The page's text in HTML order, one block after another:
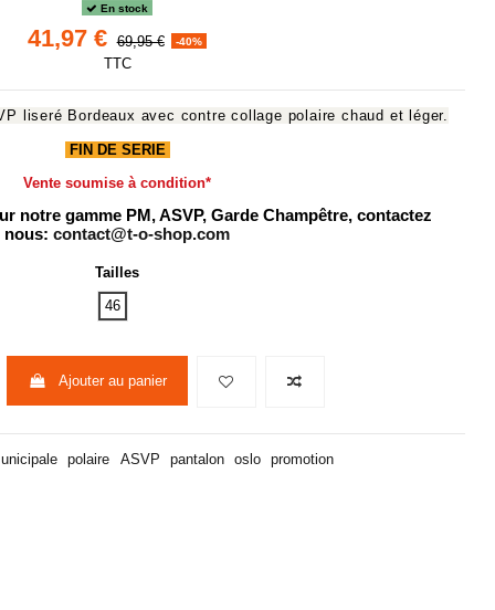
En stock
41,97 € 69,95 € -40%
TTC
liseré Bordeaux avec contre collage polaire chaud et léger.
FIN DE SERIE
Vente soumise à condition*
notre gamme PM, ASVP, Garde Champêtre, contactez
nous: contact@t-o-shop.com
Tailles
46
Ajouter au panier
polaire ASVP pantalon oslo promotion